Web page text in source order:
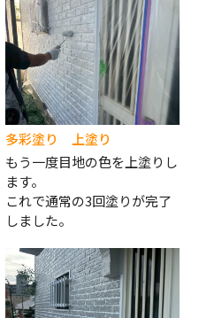
多彩塗り 上塗り
もう一度目地の色を上塗りし
ます。
これで通常の3回塗りが完了
しました。